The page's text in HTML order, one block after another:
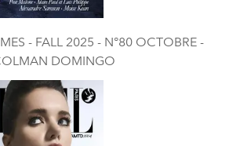
- FALL 2025 - N°80 OCTOBRE -
DOMINGO